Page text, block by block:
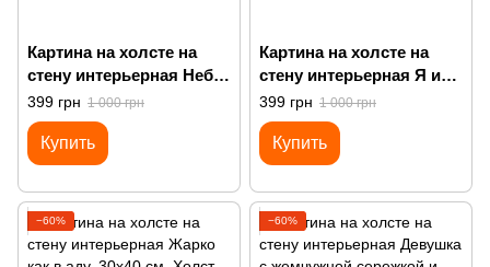
Картина на холсте на
стену интерьерная Небо
- не предел
399 грн 1 000 грн
Купить
Картина на холсте на
стену интерьерная Я и
мои собаки говорим
д**мо о вас
399 грн 1 000 грн
Купить
−60% −60%